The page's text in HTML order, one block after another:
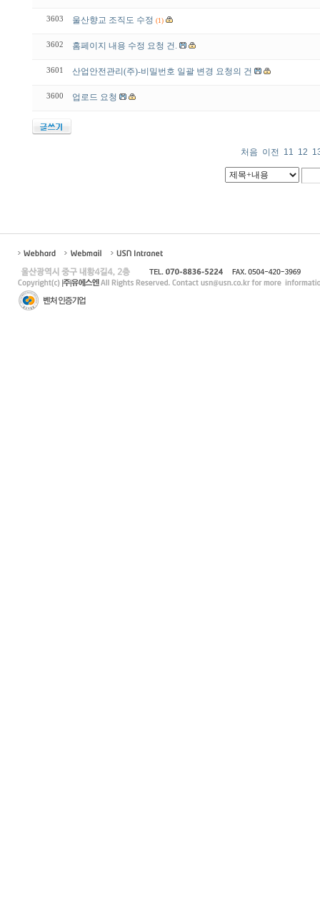
3603 울산향교 조직도 수정 (1)
3602 홈페이지 내용 수정 요청 건.
3601 산업안전관리(주)-비밀번호 일괄 변경 요청의 건
3600 업로드 요청
처음 이전 11 12